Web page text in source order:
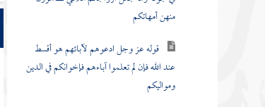
منهن أمهاتكم
قوله عز وجل ادعوهم لآبائهم هو أقسط
عند الله فإن لم تعلموا آباءهم فإخوانكم في الدين
ومواليكم